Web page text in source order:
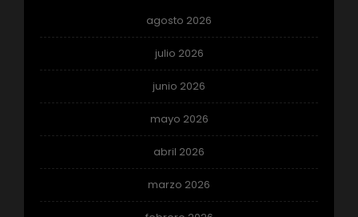
agosto 2026
julio 2026
junio 2026
mayo 2026
abril 2026
marzo 2026